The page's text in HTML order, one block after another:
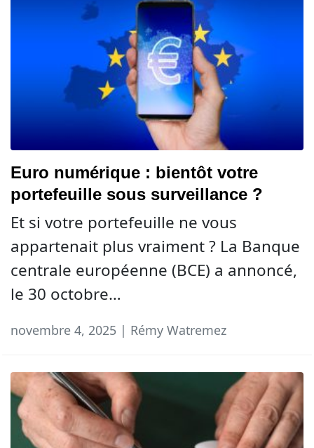
Euro numérique : bientôt votre
portefeuille sous surveillance ?
Et si votre portefeuille ne vous
appartenait plus vraiment ? La Banque
centrale européenne (BCE) a annoncé,
le 30 octobre…
novembre 4, 2025 | Rémy Watremez